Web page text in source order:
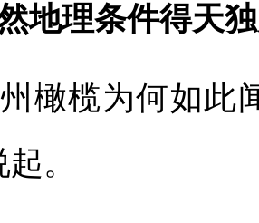
理条件得天
榄为何如此闻
。